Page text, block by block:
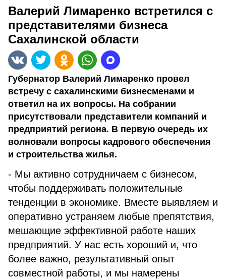
Валерий Лимаренко встретился с
представителями бизнеса
Сахалинской области
Губернатор Валерий Лимаренко провел
встречу с сахалинскими бизнесменами и
ответил на их вопросы. На собрании
присутствовали представители компаний и
предприятий региона. В первую очередь их
волновали вопросы кадрового обеспечения
и строительства жилья.
- Мы активно сотрудничаем с бизнесом,
чтобы поддерживать положительные
тенденции в экономике. Вместе выявляем и
оперативно устраняем любые препятствия,
мешающие эффективной работе наших
предприятий. У нас есть хороший и, что
более важно, результативный опыт
совместной работы, и мы намерены